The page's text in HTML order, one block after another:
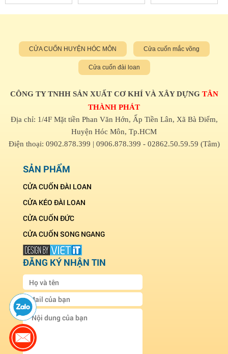
CỬA CUỐN HUYỆN HÓC MÔN Cửa cuốn mắc võng
Cửa cuốn đài loan
CÔNG TY TNHH SẢN XUẤT CƠ KHÍ VÀ XÂY DỰNG TÂN
THÀNH PHÁT
Địa chỉ: 1/4F Mặt tiền Phan Văn Hớn, Ấp Tiền Lân, Xã Bà Điểm,
Huyện Hóc Môn, Tp.HCM
Điện thoại: 0902.878.399 | 0906.878.399 - 02862.50.59.59 (Tâm)
SẢN PHẨM
CỬA CUỐN ĐÀI LOAN
CỬA KÉO ĐÀI LOAN
CỬA CUỐN ĐỨC
CỬA CUỐN SONG NGANG
ĐĂNG KÝ NHẬN TIN